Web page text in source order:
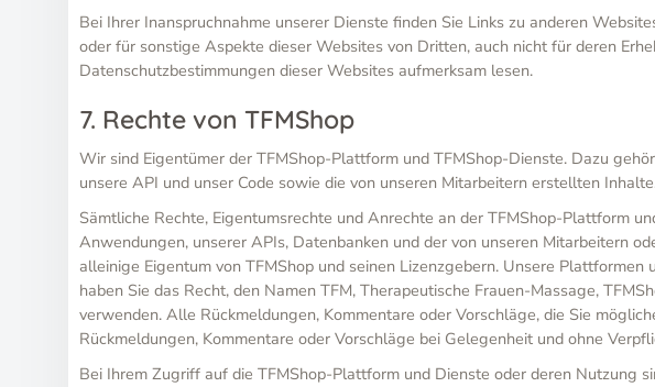
Bei Ihrer Inanspruchnahme unserer Dienste finden Sie Links zu anderen
oder für sonstige Aspekte dieser Websites von Dritten, auch nicht für deren
Datenschutzbestimmungen dieser Websites aufmerksam lesen.
7. Rechte von TFMShop
Wir sind Eigentümer der TFMShop-Plattform und TFMShop-Dienste. Dazu
unsere API und unser Code sowie die von unseren Mitarbeitern erstellten
Sämtliche Rechte, Eigentumsrechte und Anrechte an der TFMShop-Plattform
Anwendungen, unserer APIs, Datenbanken und der von unseren Mitarbeitern
alleinige Eigentum von TFMShop und seinen Lizenzgebern. Unsere
haben Sie das Recht, den Namen TFM, Therapeutische Frauen-Massage,
verwenden. Alle Rückmeldungen, Kommentare oder Vorschläge, die Sie
Rückmeldungen, Kommentare oder Vorschläge bei Gelegenheit und ohne
Bei Ihrem Zugriff auf die TFMShop-Plattform und Dienste oder deren Nutzung